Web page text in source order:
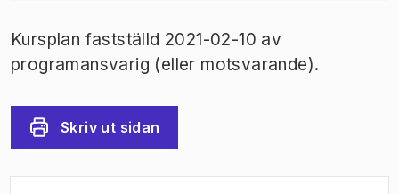
Kursplan fastställd 2021-02-10 av
programansvarig (eller motsvarande).
Skriv ut sidan